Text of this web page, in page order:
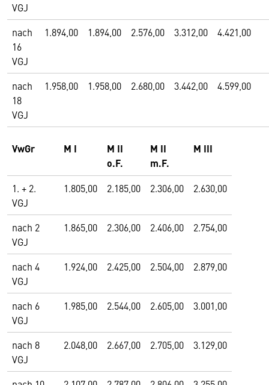
VGJ
nach
16
VGJ
1.894,00 1.894,00 2.576,00 3.312,00 4.421,00
nach
18
VGJ
1.958,00 1.958,00 2.680,00 3.442,00 4.599,00
VwGr M I
M II
o.F.
M II
m.F.
M III
1. + 2.
VGJ
1.805,00 2.185,00 2.306,00 2.630,00
nach 2
VGJ
1.865,00 2.306,00 2.406,00 2.754,00
nach 4
VGJ
1.924,00 2.425,00 2.504,00 2.879,00
nach 6
VGJ
1.985,00 2.544,00 2.605,00 3.001,00
nach 8
VGJ
2.048,00 2.667,00 2.705,00 3.129,00